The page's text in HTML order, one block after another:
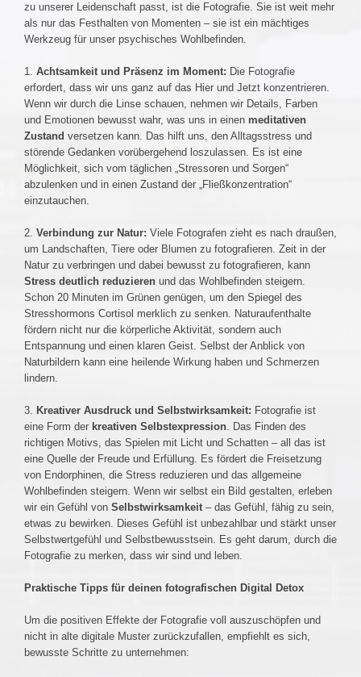
zu unserer Leidenschaft passt, ist die Fotografie. Sie ist weit mehr
als nur das Festhalten von Momenten – sie ist ein mächtiges
Werkzeug für unser psychisches Wohlbefinden.
1. Achtsamkeit und Präsenz im Moment: Die Fotografie
erfordert, dass wir uns ganz auf das Hier und Jetzt konzentrieren.
Wenn wir durch die Linse schauen, nehmen wir Details, Farben
und Emotionen bewusst wahr, was uns in einen meditativen
Zustand versetzen kann. Das hilft uns, den Alltagsstress und
störende Gedanken vorübergehend loszulassen. Es ist eine
Möglichkeit, sich vom täglichen „Stressoren und Sorgen“
abzulenken und in einen Zustand der „Fließkonzentration“
einzutauchen.
2. Verbindung zur Natur: Viele Fotografen zieht es nach draußen,
um Landschaften, Tiere oder Blumen zu fotografieren. Zeit in der
Natur zu verbringen und dabei bewusst zu fotografieren, kann
Stress deutlich reduzieren und das Wohlbefinden steigern.
Schon 20 Minuten im Grünen genügen, um den Spiegel des
Stresshormons Cortisol merklich zu senken. Naturaufenthalte
fördern nicht nur die körperliche Aktivität, sondern auch
Entspannung und einen klaren Geist. Selbst der Anblick von
Naturbildern kann eine heilende Wirkung haben und Schmerzen
lindern.
3. Kreativer Ausdruck und Selbstwirksamkeit: Fotografie ist
eine Form der kreativen Selbstexpression. Das Finden des
richtigen Motivs, das Spielen mit Licht und Schatten – all das ist
eine Quelle der Freude und Erfüllung. Es fördert die Freisetzung
von Endorphinen, die Stress reduzieren und das allgemeine
Wohlbefinden steigern. Wenn wir selbst ein Bild gestalten, erleben
wir ein Gefühl von Selbstwirksamkeit– das Gefühl, fähig zu sein,
etwas zu bewirken. Dieses Gefühl ist unbezahlbar und stärkt unser
Selbstwertgefühl und Selbstbewusstsein. Es geht darum, durch die
Fotografie zu merken, dass wir sind und leben.
Praktische Tipps für deinen fotografischen Digital Detox
Um die positiven Effekte der Fotografie voll auszuschöpfen und
nicht in alte digitale Muster zurückzufallen, empfiehlt es sich,
bewusste Schritte zu unternehmen: